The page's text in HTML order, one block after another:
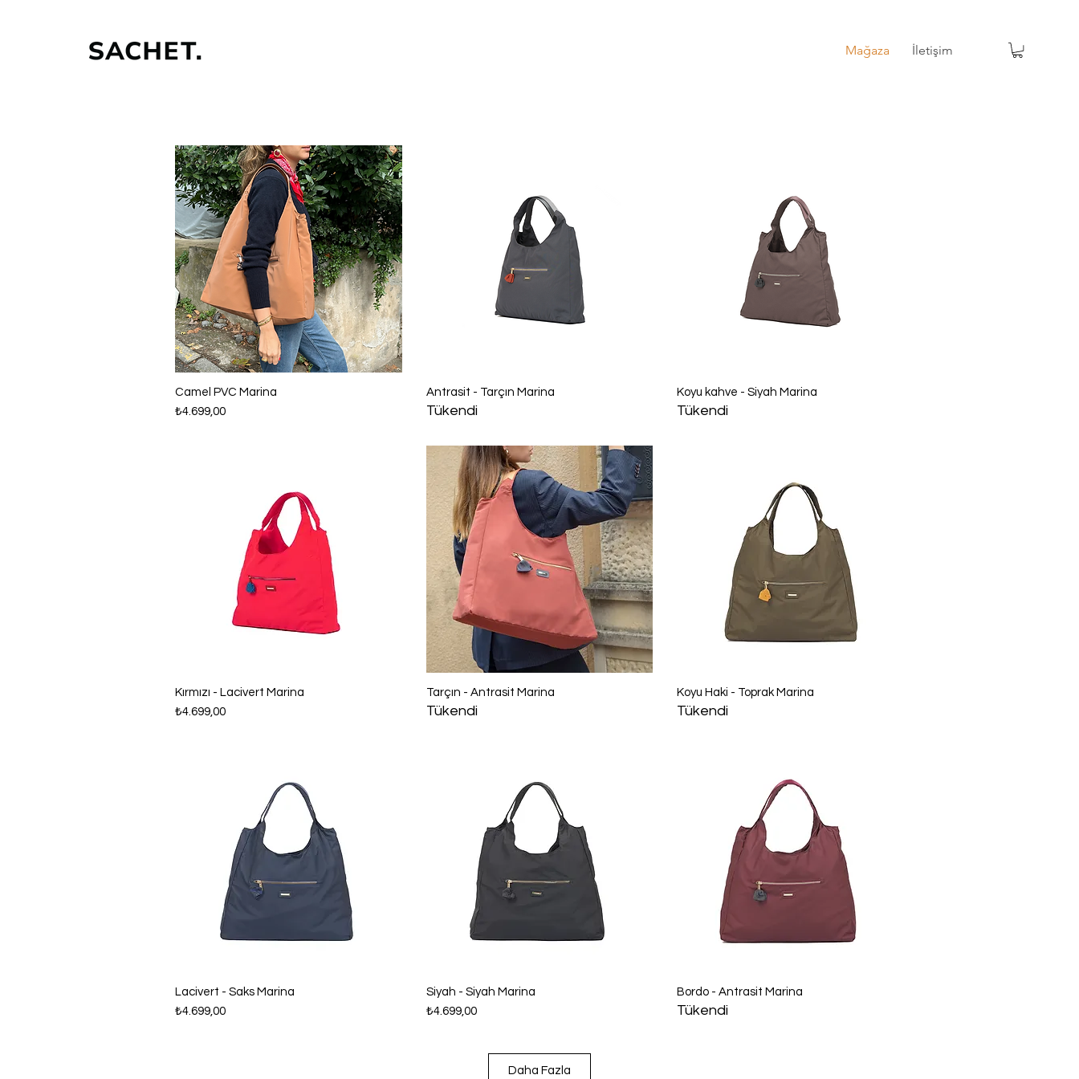
İletişim
Mağaza İletişim
Hızlı Bakış
Camel PVC Marina
Fiyat
₺4.699,00
Hızlı Bakış
Antrasit - Tarçın Marina
Tükendi
Hızlı Bakış
Koyu kahve - Siyah Marina
Tükendi
Hızlı Bakış
Kırmızı - Lacivert Marina
Fiyat
₺4.699,00
Hızlı Bakış
Tarçın - Antrasit Marina
Tükendi
Hızlı Bakış
Koyu Haki - Toprak Marina
Tükendi
Hızlı Bakış
Lacivert - Saks Marina
Fiyat
₺4.699,00
Hızlı Bakış
Siyah - Siyah Marina
Fiyat
₺4.699,00
Hızlı Bakış
Bordo - Antrasit Marina
Tükendi
Daha Fazla